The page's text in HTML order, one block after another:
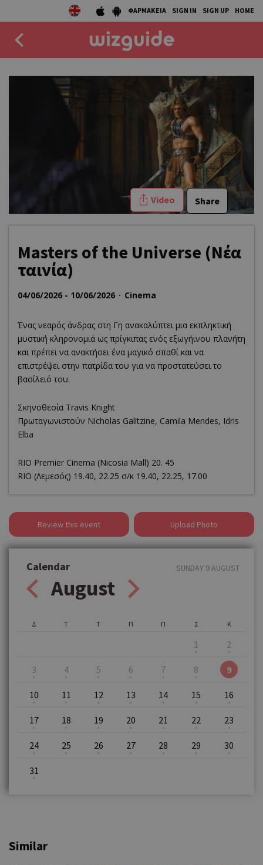
ΦΑΡΜΑΚΕΙΑ SIGN IN SIGN UP HOME
COLLECTIONS
STORIES
Video Share
Masters of the Universe (Νέα
ταινία)
04/06/2026 - 10/06/2026 Cinema
Ένας νεαρός άνδρας στη Γη ανακαλύπτει μια εκπληκτική
μυστική κληρονομιά ως πρίγκιπας ενός εξωγήινου πλανήτη
και πρέπει να ανακτήσει ένα μαγικό σπαθί και να
επιστρέψει στην πατρίδα του για να προστατεύσει το
βασίλειό του.
Σκηνοθεσία Travis Knight
Πρωταγωνιστούν Nicholas Galitzine, Camila Mendes, Idris
Elba
RΙΟ Premier Cinema (Νicosia Mall) 20. 45
RIO (Λεμεσός) 19.40, 22.25 σ/κ 19.40, 22.25, 17.00
Review this event Upload Photo
Calendar
August
SUNDAY 9 AUGUST
Δ Τ Τ Π Π Σ
1
Κ
2
3 4 5 6 7 8 9
10 11 12 13 14 15 16
17 18 19 20 21 22 23
24 25 26 27 28 29 30
31
Similar